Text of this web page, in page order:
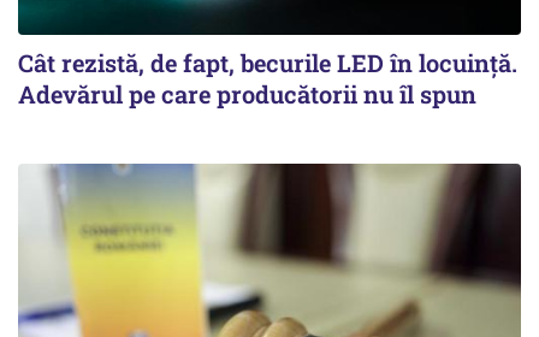
Cât rezistă, de fapt, becurile LED în locuință.
Adevărul pe care producătorii nu îl spun